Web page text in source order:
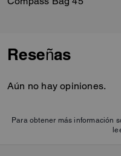
Reseñas
Aún no hay opiniones.
Para obtener más información